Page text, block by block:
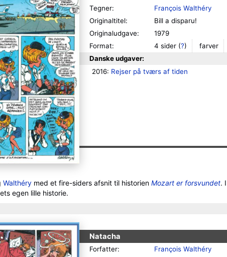
Tegner:
François Walthéry
Originaltitel:
Bill a disparu!
Originaludgave:
1979
Format:
4 sider (?) farver
Danske udgaver:
2016: Rejser på tværs af tiden
Walthéry med et fire-siders afsnit til historien Mozart er forsvundet.
egen lille historie.
Natacha
Forfatter:
François Walthéry